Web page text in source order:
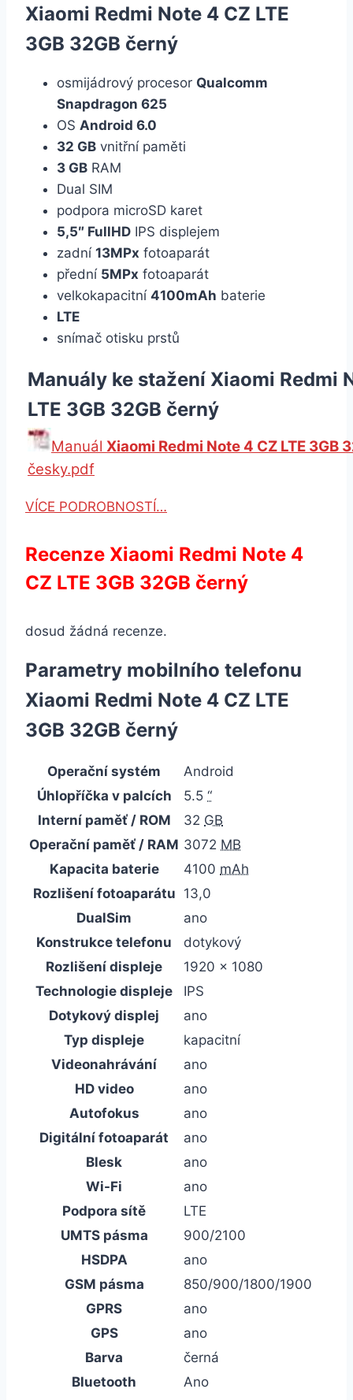
Xiaomi Redmi Note 4 CZ LTE
3GB 32GB černý
osmijádrový procesor Qualcomm
Snapdragon 625
OS Android 6.0
32 GB vnitřní paměti
3 GB RAM
Dual SIM
podpora microSD karet
5,5″ FullHD IPS displejem
zadní 13MPx fotoaparát
přední 5MPx fotoaparát
velkokapacitní 4100mAh baterie
LTE
snímač otisku prstů
Manuály ke stažení Xiaomi Redmi
LTE 3GB 32GB černý
Manuál Xiaomi Redmi Note 4 CZ LTE 3GB
česky.pdf
VÍCE PODROBNOSTÍ…
Recenze Xiaomi Redmi Note 4
CZ LTE 3GB 32GB černý
dosud žádná recenze.
Parametry mobilního telefonu
Xiaomi Redmi Note 4 CZ LTE
3GB 32GB černý
Operační systém
Android
Úhlopříčka v palcích
5.5 “
Interní paměť / ROM
32 GB
Operační paměť / RAM 3072 MB
Kapacita baterie
4100 mAh
Rozlišení fotoaparátu 13,0
DualSim
ano
Konstrukce telefonu
dotykový
Rozlišení displeje
1920 x 1080
Technologie displeje
IPS
Dotykový displej
ano
Typ displeje
kapacitní
Videonahrávání
ano
HD video
ano
Autofokus
ano
Digitální fotoaparát
ano
Blesk
ano
Wi-Fi
ano
Podpora sítě
LTE
UMTS pásma
900/2100
HSDPA
ano
GSM pásma
850/900/1800/1900
GPRS
ano
GPS
ano
Barva
černá
Bluetooth
Ano